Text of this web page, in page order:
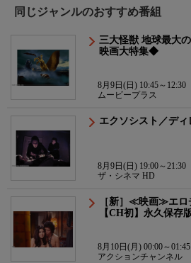
同じジャンルのおすすめ番組
三大怪獣 地球最大
映画大特集◆
8月9日(日) 10:45～12:30
ムービープラス
エクソシスト／デ
8月9日(日) 19:00～21:30
ザ・シネマ HD
［新］≪映画≫エロ
【CH初】永久保存
8月10日(月) 00:00～01:45
アクションチャンネル